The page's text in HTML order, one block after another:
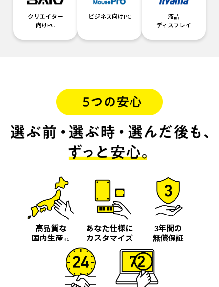
クリエイター
向けPC
ビジネス向けPC
液晶
ディスプレイ
高品質な
国内生産※1
あなた仕様に
カスタマイズ
3年間の
無償保証